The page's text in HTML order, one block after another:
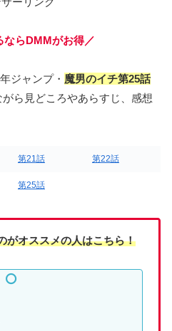
ならDMMがお得／
ジャンプ・ 魔男のイチ第25話
ら見どころやあらすじ、感想
第21話 第22話
第25話
がオススメの人はこちら！